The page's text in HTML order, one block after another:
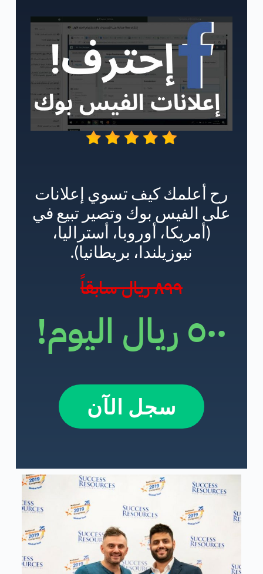
رح أعلمك كيف تسوي إعلانات
على الفيس بوك وتصير تبيع في
(أمريكا، أوروبا، أستراليا،
نيوزيلندا، بريطانيا).
٨٩٩ ريال سابقاً
٥٠٠ ريال اليوم!
سجل الآن